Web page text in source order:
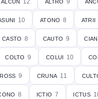
12 9
10 atono 8 atrii
casto 8 cauto 9
colto 9 colui 10
9 cruna 11
8 ictio 7 ictus